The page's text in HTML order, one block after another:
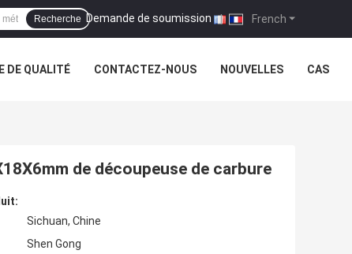
French
Demande de soumission |
Recherche
DE QUALITÉ CONTACTEZ-NOUS NOUVELLES CAS
de découpeuse de carbure
Sichuan, Chine
Shen Gong